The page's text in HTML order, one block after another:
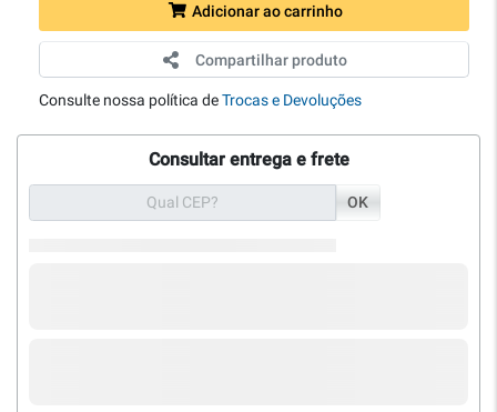
Adicionar ao carrinho
Compartilhar produto
Consulte nossa política deTrocas e Devoluções
Consultar entrega e frete
OK